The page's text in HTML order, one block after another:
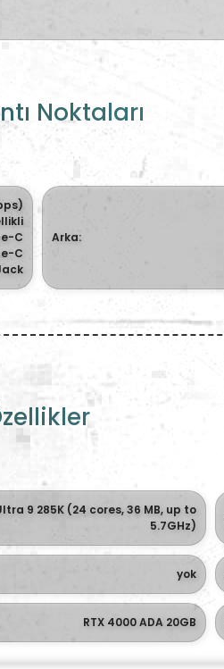
Noktaları
C
C
Arka:
9 285K (24 cores, 36 MB, up to
5.7GHz)
yok
RTX 4000 ADA 20GB